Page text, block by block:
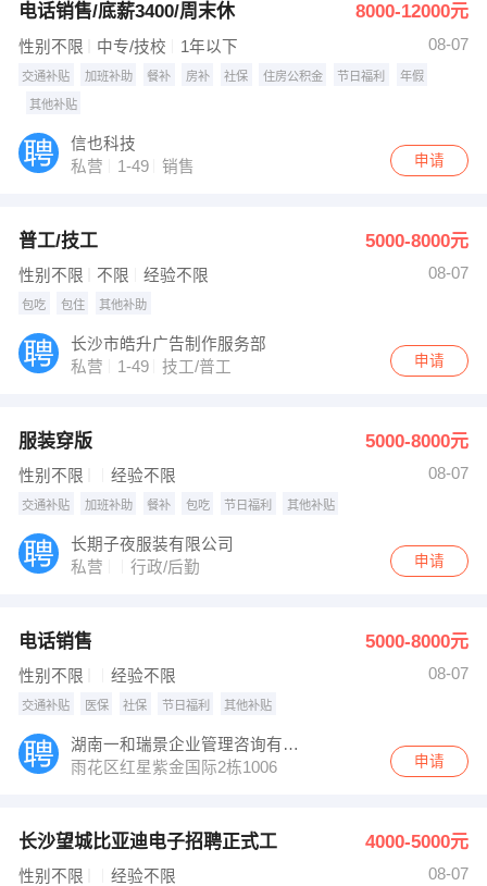
电话销售/底薪3400/周末休 8000-12000元
性别不限 中专/技校 1年以下 08-07
交通补贴 加班补助 餐补 房补 社保 住房公积金 节日福利 年假
其他补贴
信也科技
私营
1-49 销售 申请
普工/技工 5000-8000元
性别不限 不限 经验不限 08-07
包吃 包住 其他补助
长沙市皓升广告制作服务部
私营
1-49 技工/普工 申请
服装穿版 5000-8000元
性别不限 经验不限 08-07
交通补贴 加班补助 餐补 包吃 节日福利 其他补贴
长期子夜服装有限公司
私营
行政/后勤 申请
电话销售 5000-8000元
性别不限 经验不限 08-07
交通补贴 医保 社保 节日福利 其他补贴
湖南一和瑞景企业管理咨询有限公司长沙分公司
雨花区红星紫金国际2栋1006
申请
长沙望城比亚迪电子招聘正式工 4000-5000元
性别不限 经验不限 08-07